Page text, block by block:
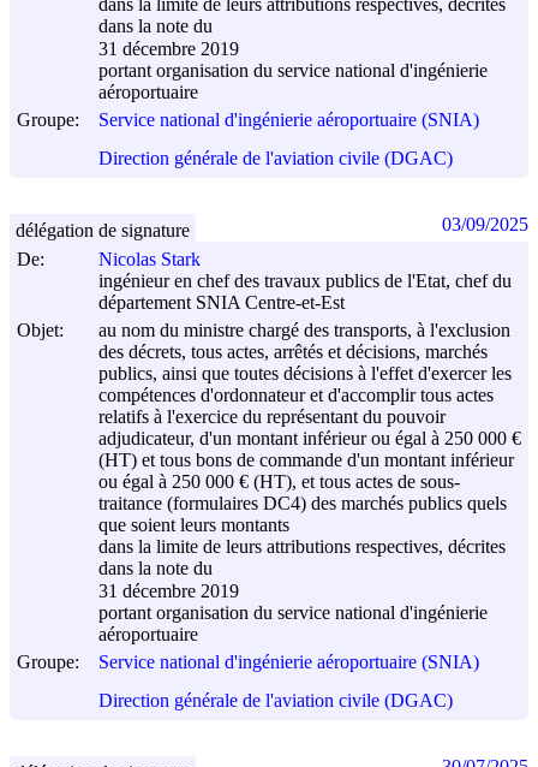
dans la limite de leurs attributions respectives, décrites
dans la note du
31 décembre 2019
portant organisation du service national d'ingénierie
aéroportuaire
Groupe:
Service national d'ingénierie aéroportuaire (SNIA)
Direction générale de l'aviation civile (DGAC)
De:
Nicolas Stark
ingénieur en chef des travaux publics de l'Etat, chef du
département SNIA Centre-et-Est
Objet:
au nom du ministre chargé des transports, à l'exclusion
des décrets, tous actes, arrêtés et décisions, marchés
publics, ainsi que toutes décisions à l'effet d'exercer les
compétences d'ordonnateur et d'accomplir tous actes
relatifs à l'exercice du représentant du pouvoir
adjudicateur, d'un montant inférieur ou égal à 250 000 €
(HT) et tous bons de commande d'un montant inférieur
ou égal à 250 000 € (HT), et tous actes de sous-
traitance (formulaires DC4) des marchés publics quels
que soient leurs montants
dans la limite de leurs attributions respectives, décrites
dans la note du
31 décembre 2019
portant organisation du service national d'ingénierie
aéroportuaire
Groupe:
Service national d'ingénierie aéroportuaire (SNIA)
Direction générale de l'aviation civile (DGAC)
délégation de signature 03/09/2025